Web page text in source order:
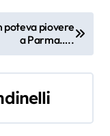
poteva piovere
a Parma…..